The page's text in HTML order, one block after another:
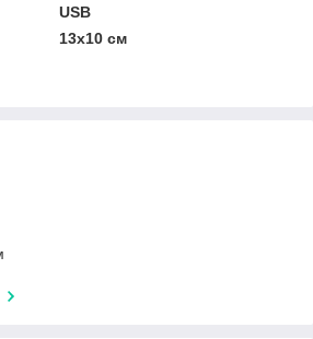
USB
13х10 см